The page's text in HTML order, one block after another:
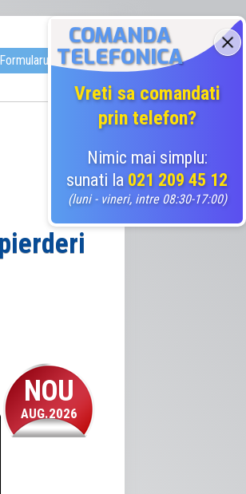
COMANDA
TELEFONICA
Vreti sa comandati
prin telefon?
Nimic mai simplu:
sunati la 021 209 45 12
(luni - vineri, intre 08:30-17:00)
de Comanda
a muncii
NOU
AUG.2026